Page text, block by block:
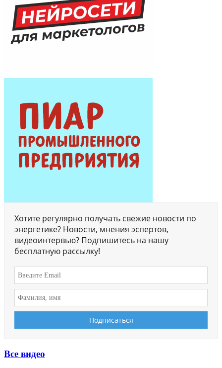
Хотите регулярно получать свежие новости по
энергетике? Новости, мнения эспертов,
видеоинтервью? Подпишитесь на нашу
бесплатную рассылку!
Все видео